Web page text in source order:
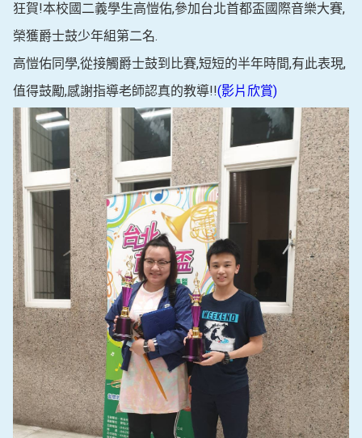
狂賀!本校國二義學生高愷佑,參加台北首都盃國際音樂大賽,
榮獲爵士鼓少年組第二名.
高愷佑同學,從接觸爵士鼓到比賽,短短的半年時間,有此表現,
值得鼓勵,感謝指導老師認真的教導!!(影片欣賞)